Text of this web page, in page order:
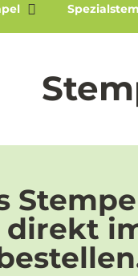
direkt